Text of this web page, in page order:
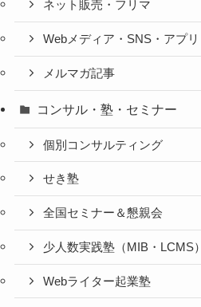
ネット販売・フリマ
Webメディア・SNS・アプリ
メルマガ記事
コンサル・塾・セミナー
個別コンサルティング
せき塾
全国セミナー＆懇親会
少人数実践塾（MIB・LCMS）
Webライター起業塾